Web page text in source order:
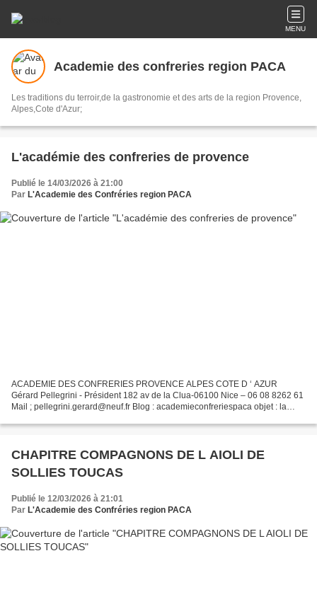
MENU
Academie des confreries region PACA
Les traditions du terroir,de la gastronomie et des arts de la region Provence,
Alpes,Cote d'Azur;
L'académie des confreries de provence
Publié le 14/03/2026 à 21:00
Par L'Academie des Confréries region PACA
ACADEMIE DES CONFRERIES PROVENCE ALPES COTE D ‘ AZUR
Gérard Pellegrini - Président 182 av de la Clua-06100 Nice – 06 08 8262 61
Mail ; pellegrini.gerard@neuf.fr Blog : academieconfreriespaca objet : la
CHAPITRE COMPAGNONS DE L AIOLI DE
SOLLIES TOUCAS
Publié le 12/03/2026 à 21:01
Par L'Academie des Confréries region PACA